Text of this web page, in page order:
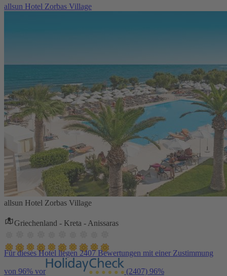
allsun Hotel Zorbas Village
allsun Hotel Zorbas Village
Griechenland - Kreta - Anissaras
Für dieses Hotel liegen 2407 Bewertungen mit einer Zustimmung
von 96% vor (2407) 96%